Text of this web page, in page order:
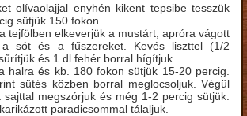
olívaolajjal enyhén kikent tepsibe tesszük
sütjük 150 fokon.
tejfölben elkeverjük a mustárt, apróra vágott
a sót és a fűszereket. Kevés liszttel (1/2
és 1 dl fehér borral hígítjuk.
halra és kb. 180 fokon sütjük 15-20 percig.
sütés közben borral meglocsoljuk. Végül
sajttal megszórjuk és még 1-2 percig sütjük.
paradicsommal tálaljuk.